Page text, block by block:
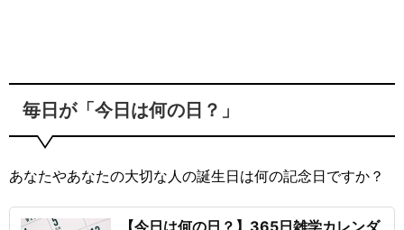
毎日が「今日は何の日？」
あなたやあなたの大切な人の誕生日は何の記念日ですか？
【今日は何の日？】365日雑学カレンダ